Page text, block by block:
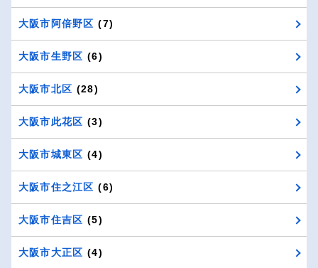
大阪市阿倍野区 (7)
大阪市生野区 (6)
大阪市北区 (28)
大阪市此花区 (3)
大阪市城東区 (4)
大阪市住之江区 (6)
大阪市住吉区 (5)
大阪市大正区 (4)